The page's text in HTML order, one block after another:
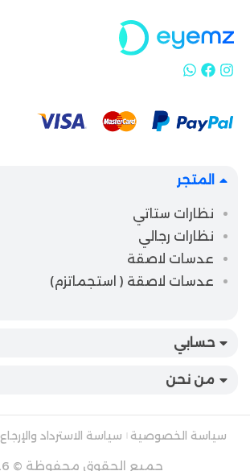
المتجر
نظارات ستاتي
نظارات رجالي
عدسات لاصقة
عدسات لاصقة ( استجماتزم)
حسابي
من نحن
سياسة الخصوصية سياسة الاسترداد والإرجاع
جميع الحقوق محفوظة © 2026